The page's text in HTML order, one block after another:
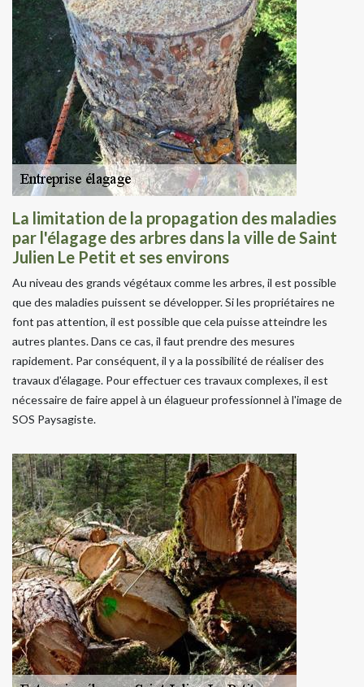
La limitation de la propagation des maladies
par l'élagage des arbres dans la ville de Saint
Julien Le Petit et ses environs
Au niveau des grands végétaux comme les arbres, il est possible
que des maladies puissent se développer. Si les propriétaires ne
font pas attention, il est possible que cela puisse atteindre les
autres plantes. Dans ce cas, il faut prendre des mesures
rapidement. Par conséquent, il y a la possibilité de réaliser des
travaux d'élagage. Pour effectuer ces travaux complexes, il est
nécessaire de faire appel à un élagueur professionnel à l'image de
SOS Paysagiste.